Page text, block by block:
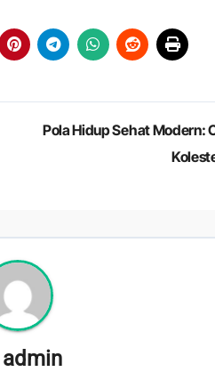
Pola Hidup Sehat Modern:
admin